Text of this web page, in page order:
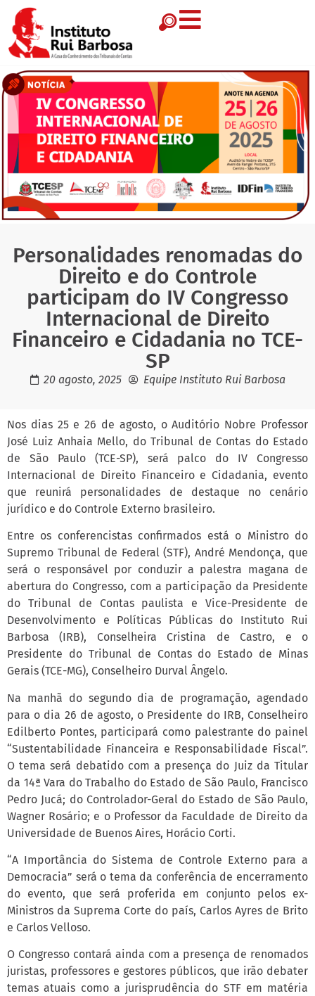
Personalidades renomadas do
Direito e do Controle
participam do IV Congresso
Internacional de Direito
Financeiro e Cidadania no TCE-
SP
20 agosto, 2025 Equipe Instituto Rui Barbosa
Nos dias 25 e 26 de agosto, o Auditório Nobre Professor
José Luiz Anhaia Mello, do Tribunal de Contas do Estado
de São Paulo (TCE-SP), será palco do IV Congresso
Internacional de Direito Financeiro e Cidadania, evento
que reunirá personalidades de destaque no cenário
jurídico e do Controle Externo brasileiro.
Entre os conferencistas confirmados está o Ministro do
Supremo Tribunal de Federal (STF), André Mendonça, que
será o responsável por conduzir a palestra magana de
abertura do Congresso, com a participação da Presidente
do Tribunal de Contas paulista e Vice-Presidente de
Desenvolvimento e Políticas Públicas do Instituto Rui
Barbosa (IRB), Conselheira Cristina de Castro, e o
Presidente do Tribunal de Contas do Estado de Minas
Gerais (TCE-MG), Conselheiro Durval Ângelo.
Na manhã do segundo dia de programação, agendado
para o dia 26 de agosto, o Presidente do IRB, Conselheiro
Edilberto Pontes, participará como palestrante do painel
“Sustentabilidade Financeira e Responsabilidade Fiscal”.
O tema será debatido com a presença do Juiz da Titular
da 14ª Vara do Trabalho do Estado de São Paulo, Francisco
Pedro Jucá; do Controlador-Geral do Estado de São Paulo,
Wagner Rosário; e o Professor da Faculdade de Direito da
Universidade de Buenos Aires, Horácio Corti.
“A Importância do Sistema de Controle Externo para a
Democracia” será o tema da conferência de encerramento
do evento, que será proferida em conjunto pelos ex-
Ministros da Suprema Corte do país, Carlos Ayres de Brito
e Carlos Velloso.
O Congresso contará ainda com a presença de renomados
juristas, professores e gestores públicos, que irão debater
temas atuais como a jurisprudência do STF em matéria